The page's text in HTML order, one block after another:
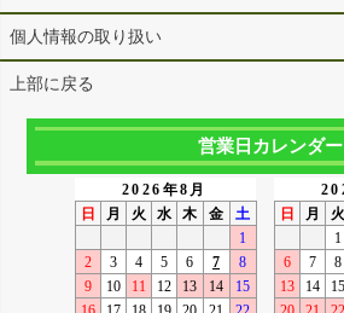
個人情報の取り扱い
上部に戻る
営業日カレンダー